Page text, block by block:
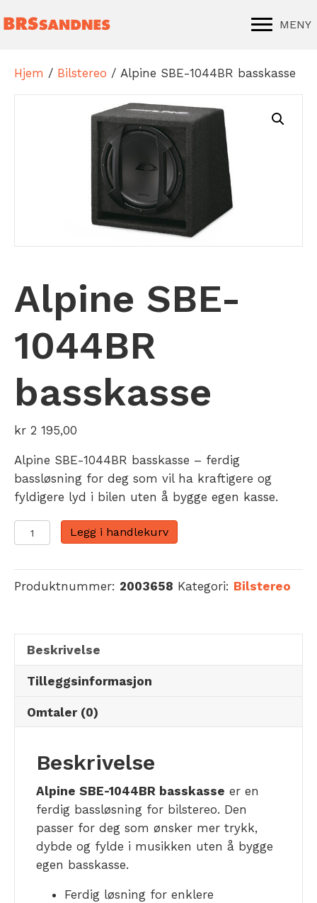
MENY
Hjem / Bilstereo / Alpine SBE-1044BR basskasse
Alpine SBE-
1044BR
basskasse
kr 2 195,00
Alpine SBE-1044BR basskasse – ferdig
bassløsning for deg som vil ha kraftigere og
fyldigere lyd i bilen uten å bygge egen kasse.
Alpine
SBE-
1044BR
basskasse
Legg i handlekurv
Produktnummer: 2003658 Kategori: Bilstereo
Beskrivelse
Tilleggsinformasjon
Omtaler (0)
Beskrivelse
Alpine SBE-1044BR basskasse er en
ferdig bassløsning for bilstereo. Den
passer for deg som ønsker mer trykk,
dybde og fylde i musikken uten å bygge
egen basskasse.
Ferdig løsning for enklere